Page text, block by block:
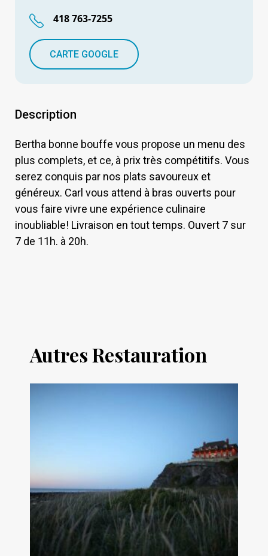
418 763-7255
CARTE GOOGLE
Description
Bertha bonne bouffe vous propose un menu des
plus complets, et ce, à prix très compétitifs. Vous
serez conquis par nos plats savoureux et
généreux. Carl vous attend à bras ouverts pour
vous faire vivre une expérience culinaire
inoubliable! Livraison en tout temps. Ouvert 7 sur
7 de 11h. à 20h.
Autres Restauration